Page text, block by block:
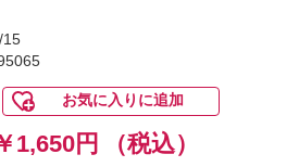
15
お気に入りに追加
1,650円 （税込）